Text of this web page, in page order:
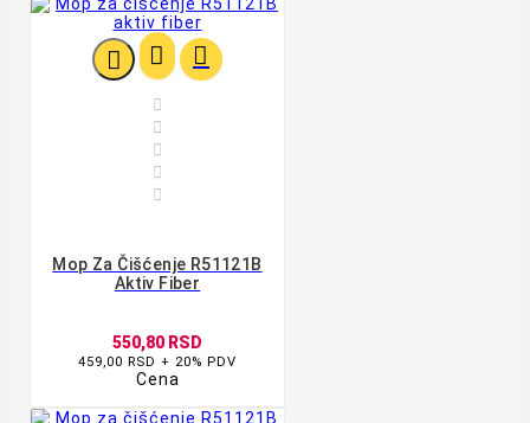
  





Mop Za Čišćenje R51121B
Aktiv Fiber
550,80 RSD
459,00 RSD + 20% PDV
Cena